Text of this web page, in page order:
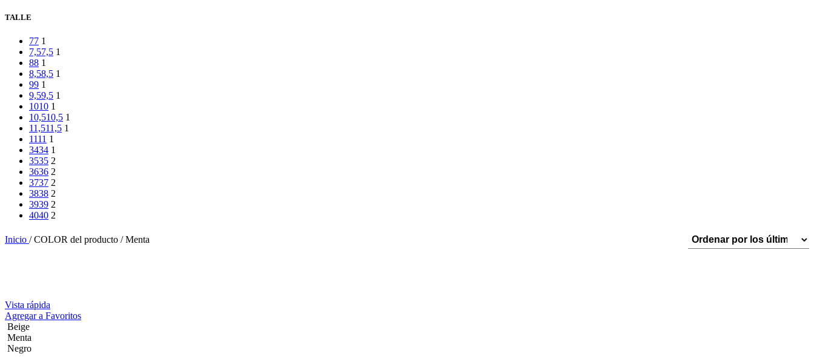
TALLE
77 1
7,57,5 1
88 1
8,58,5 1
99 1
9,59,5 1
1010 1
10,510,5 1
11,511,5 1
1111 1
3434 1
3535 2
3636 2
3737 2
3838 2
3939 2
4040 2
Inicio / COLOR del producto / Menta
Vista rápida
Agregar a Favoritos
Beige
Menta
Negro